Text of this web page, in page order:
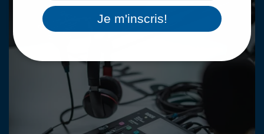
email
Je m'inscris!